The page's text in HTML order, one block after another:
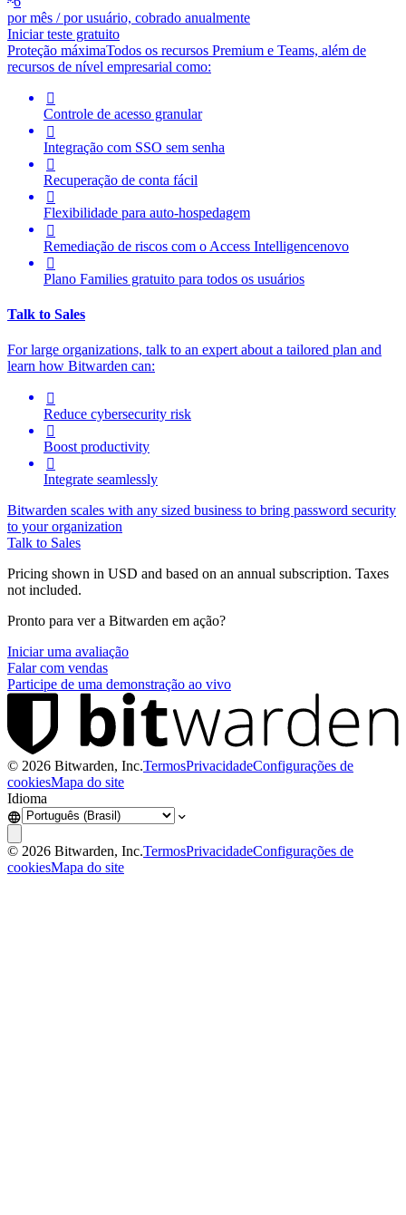
por mês / por usuário, cobrado anualmente
Iniciar teste gratuito
Proteção máximaTodos os recursos Premium e Teams, além de
recursos de nível empresarial como:

Controle de acesso granular

Integração com SSO sem senha

Recuperação de conta fácil

Flexibilidade para auto-hospedagem

Remediação de riscos com o Access Intelligencenovo

Plano Families gratuito para todos os usuários
Talk to Sales
For large organizations, talk to an expert about a tailored plan and
learn how Bitwarden can:

Reduce cybersecurity risk

Boost productivity

Integrate seamlessly
Bitwarden scales with any sized business to bring password security
to your organization
Talk to Sales
Pricing shown in USD and based on an annual subscription. Taxes
not included.
Pronto para ver a Bitwarden em ação?
Iniciar uma avaliação
Falar com vendas
Participe de uma demonstração ao vivo
© 2026 Bitwarden, Inc.TermosPrivacidadeConfigurações de
cookiesMapa do site
Idioma
© 2026 Bitwarden, Inc.TermosPrivacidadeConfigurações de
cookiesMapa do site